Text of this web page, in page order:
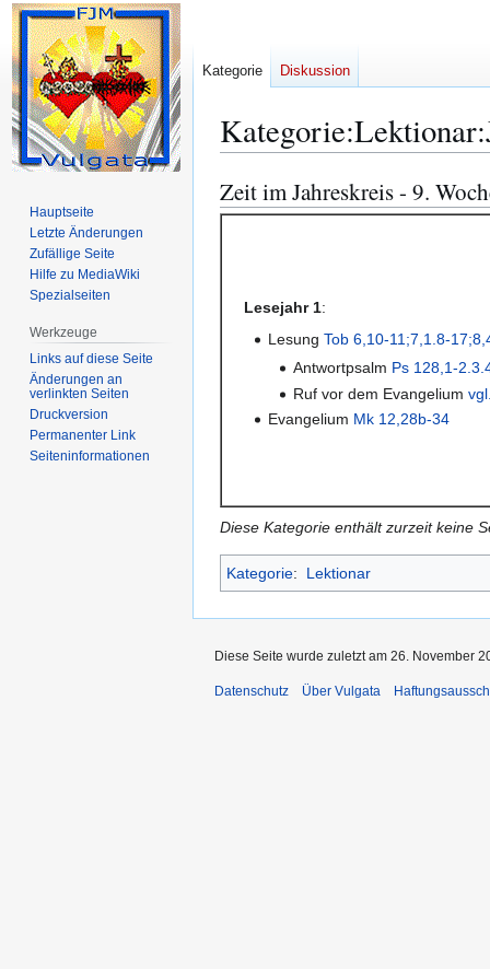
Kategorie:
Zur
Navigation
Zur
Suche
Zeit im Jahreskreis - 9.
Lesejahr 1:
LesungTob 6,10-11;7,1.8-
Antwortpsalm Ps 128,1-
Ruf vor dem Evangelium
Evangelium Mk 12,28b-34
Diese Kategorie enthält zurzeit keine
Kategorie: Lektionar
Kategorie Diskussion
Hauptseite
Letzte Änderungen
Zufällige Seite
Hilfe zu MediaWiki
Spezialseiten
Werkzeuge
Links auf diese Seite
Änderungen an
verlinkten Seiten
Druckversion
Permanenter Link
Seiten­­informationen
Diese Seite wurde zuletzt am 26. November
Datenschutz Über Vulgata